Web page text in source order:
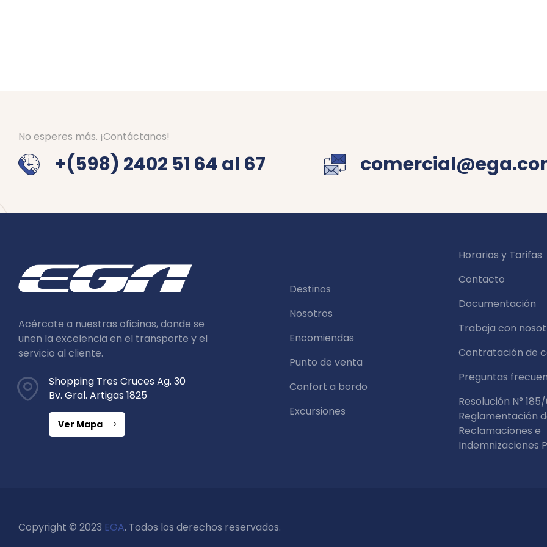
No esperes más. ¡Contáctanos!
+(598) 2402 51 64 al 67
Acércate a nuestras oficinas, donde se
unen la excelencia en el transporte y el
servicio al cliente.
Shopping Tres Cruces Ag. 30
Bv. Gral. Artigas 1825
Ver Mapa
Destinos
Nosotros
Encomiendas
Punto de venta
Confort a bordo
Excursiones
Horarios y Tarifas
Contacto
Documentación
Trabaja con
Contratación de
Preguntas
Resolución N°
Reglamentación
Reclamaciones e
Indemnizaciones
Copyright © 2023 EGA. Todos los derechos reservados.